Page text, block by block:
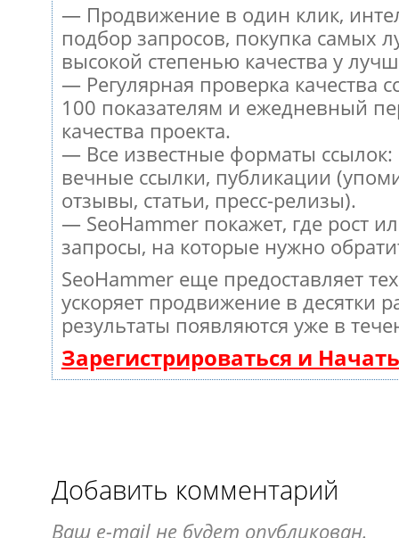
— Продвижение в один клик,
подбор запросов, покупка самых
высокой степенью качества у
— Регулярная проверка качества
100 показателям и ежедневный
качества проекта.
— Все известные форматы
вечные ссылки, публикации
отзывы, статьи, пресс-релизы).
— SeoHammer покажет, где рост
запросы, на которые нужно
SeoHammer еще предоставляет
ускоряет продвижение в десятки
результаты появляются уже в
Зарегистрироваться и
Добавить комментарий
Ваш e-mail не будет опубликован.